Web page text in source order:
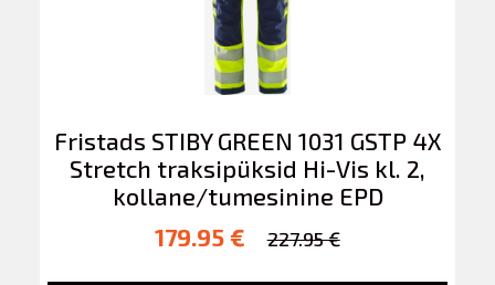
Fristads STIBY GREEN 1031 GSTP 4X
Stretch traksipüksid Hi-Vis kl. 2,
kollane/tumesinine EPD
179.95 €
227.95 €